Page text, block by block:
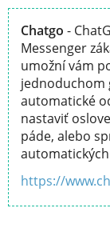
Chatgo -
Messenger
umožní vám
jednoduchom
automatické
nastaviť
páde, alebo
https://